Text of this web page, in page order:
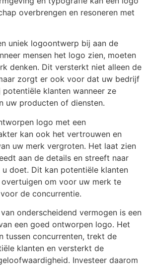
overbrengen en resoneren met
uniek logoontwerp bij aan de
mensen het logo zien, moeten
denken. Dit versterkt niet alleen de
zorgt er ook voor dat uw bedrijf
klanten wanneer ze
uw producten of diensten.
logo met een
kan ook het vertrouwen en
uw merk vergroten. Het laat zien
aan de details en streeft naar
doet. Dit kan potentiële klanten
om voor uw merk te
de concurrentie.
onderscheidend vermogen is een
een goed ontworpen logo. Het
tussen concurrenten, trekt de
klanten en versterkt de
Investeer daarom